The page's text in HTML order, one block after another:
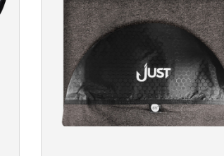
Travel boardbags 6'7'' - Funda de surf,
JUST
Marcas
Ancho
Tamano|214cm